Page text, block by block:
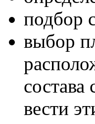
подбор
выбор
вести